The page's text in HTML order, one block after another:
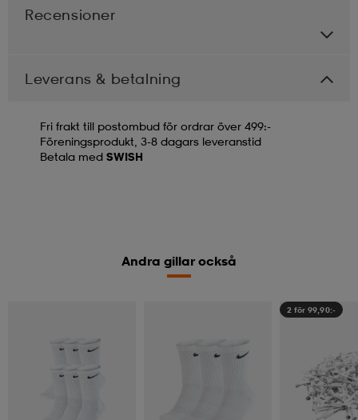
Recensioner
Leverans & betalning
Fri frakt till postombud för ordrar över 499:-
Föreningsprodukt, 3-8 dagars leveranstid
Betala med SWISH
Andra gillar också
2 för 99,90:-